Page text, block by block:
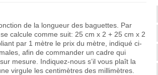
de la longueur des baguettes. Par
calcule comme suit: 25 cm x 2 + 25 cm x 2
par 1 mètre le prix du mètre, indiqué ci-
afin de commander un cadre qui
mesure. Indiquez-nous s’il vous plaît la
virgule les centimètres des millimètres.